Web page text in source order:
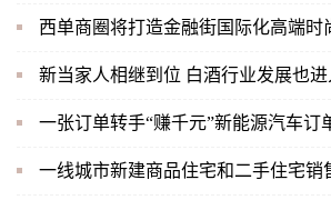
西单商圈将打造金融街国际化高端时
新当家人相继到位 白酒行业发展也
一张订单转手“赚千元”新能源汽车订
一线城市新建商品住宅和二手住宅销